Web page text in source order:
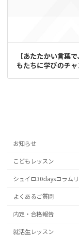
【あたたかい言葉
もたちに学びのチ
の
ペ
ー
ジ
送
り
お知らせ
こどもレッスン
シュイロ30daysコラム
よくあるご質問
内定・合格報告
就活生レッスン